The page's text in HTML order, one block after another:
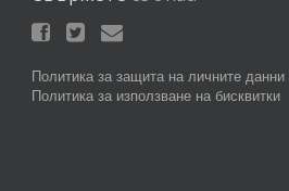
Политика за защита на личните данни
Политика за използване на бисквитки